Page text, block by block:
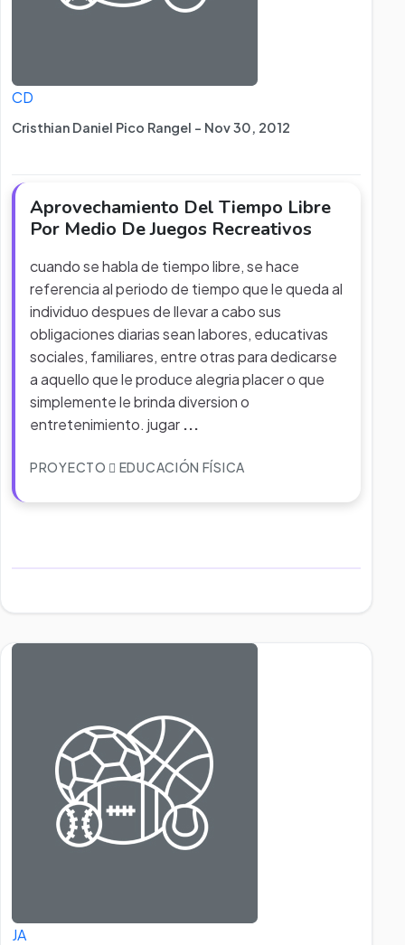
CD
Cristhian Daniel Pico Rangel - Nov 30, 2012
Aprovechamiento Del Tiempo Libre
Por Medio De Juegos Recreativos
cuando se habla de tiempo libre, se hace
referencia al periodo de tiempo que le queda al
individuo despues de llevar a cabo sus
obligaciones diarias sean labores, educativas
sociales, familiares, entre otras para dedicarse
a aquello que le produce alegria placer o que
simplemente le brinda diversion o
entretenimiento. jugar ...
PROYECTO EDUCACIÓN FÍSICA
JA